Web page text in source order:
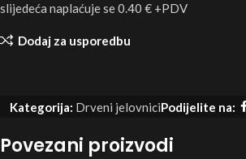
slijedeća naplaćuje se 0.40 € +PDV
Dodaj za usporedbu
Kategorija: Drveni jelovniciPodijelite na:
Povezani proizvodi